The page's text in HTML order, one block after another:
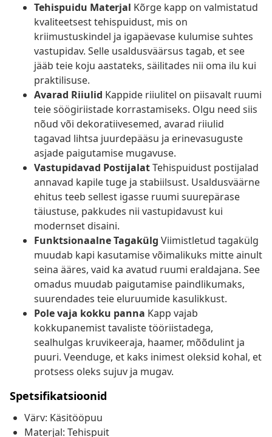
Tehispuidu Materjal Kõrge kapp on valmistatud
kvaliteetsest tehispuidust, mis on
kriimustuskindel ja igapäevase kulumise suhtes
vastupidav. Selle usaldusväärsus tagab, et see
jääb teie koju aastateks, säilitades nii oma ilu kui
praktilisuse.
Avarad Riiulid Kappide riiulitel on piisavalt ruumi
teie söögiriistade korrastamiseks. Olgu need siis
nõud või dekoratiivesemed, avarad riiulid
tagavad lihtsa juurdepääsu ja erinevasuguste
asjade paigutamise mugavuse.
Vastupidavad PostijalatTehispuidust postijalad
annavad kapile tuge ja stabiilsust. Usaldusväärne
ehitus teeb sellest igasse ruumi suurepärase
täiustuse, pakkudes nii vastupidavust kui
modernset disaini.
Funktsionaalne Tagakülg Viimistletud tagakülg
muudab kapi kasutamise võimalikuks mitte ainult
seina ääres, vaid ka avatud ruumi eraldajana. See
omadus muudab paigutamise paindlikumaks,
suurendades teie eluruumide kasulikkust.
Pole vaja kokku panna Kapp vajab
kokkupanemist tavaliste tööriistadega,
sealhulgas kruvikeeraja, haamer, mõõdulint ja
puuri. Veenduge, et kaks inimest oleksid kohal, et
protsess oleks sujuv ja mugav.
Spetsifikatsioonid
Värv: Käsitööpuu
Materjal: Tehispuit